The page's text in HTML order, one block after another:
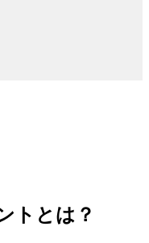
トとは？